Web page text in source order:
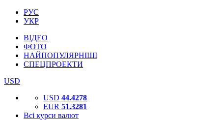
РУС
УКР
ВІДЕО
ФОТО
НАЙПОПУЛЯРНІШІ
СПЕЦПРОЕКТИ
USD
USD 44.4278
EUR 51.3281
Всі курси валют